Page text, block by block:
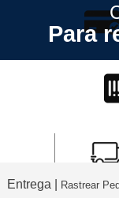
Para
Entrega | Rastrear